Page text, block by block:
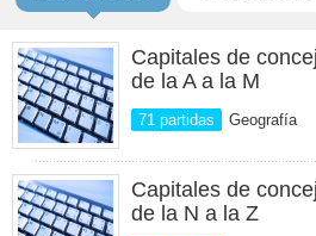
Capitales de
de la A a la M
71 partidas Geografía
Capitales de
de la N a la Z